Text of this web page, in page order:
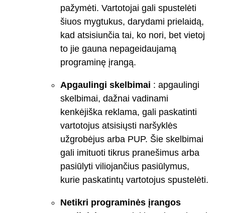
pažymėti. Vartotojai gali spustelėti
šiuos mygtukus, darydami prielaidą,
kad atsisiunčia tai, ko nori, bet vietoj
to jie gauna nepageidaujamą
programinę įrangą.
Apgaulingi skelbimai : apgaulingi
skelbimai, dažnai vadinami
kenkėjiška reklama, gali paskatinti
vartotojus atsisiųsti naršyklės
užgrobėjus arba PUP. Šie skelbimai
gali imituoti tikrus pranešimus arba
pasiūlyti viliojančius pasiūlymus,
kurie paskatintų vartotojus spustelėti.
Netikri programinės įrangos